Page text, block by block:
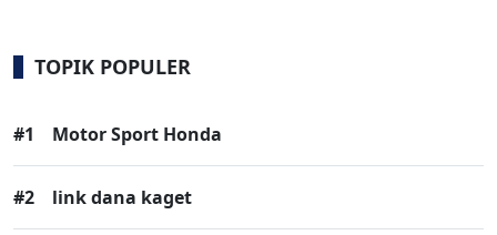
TOPIK POPULER
#1 Motor Sport Honda
#2 link dana kaget